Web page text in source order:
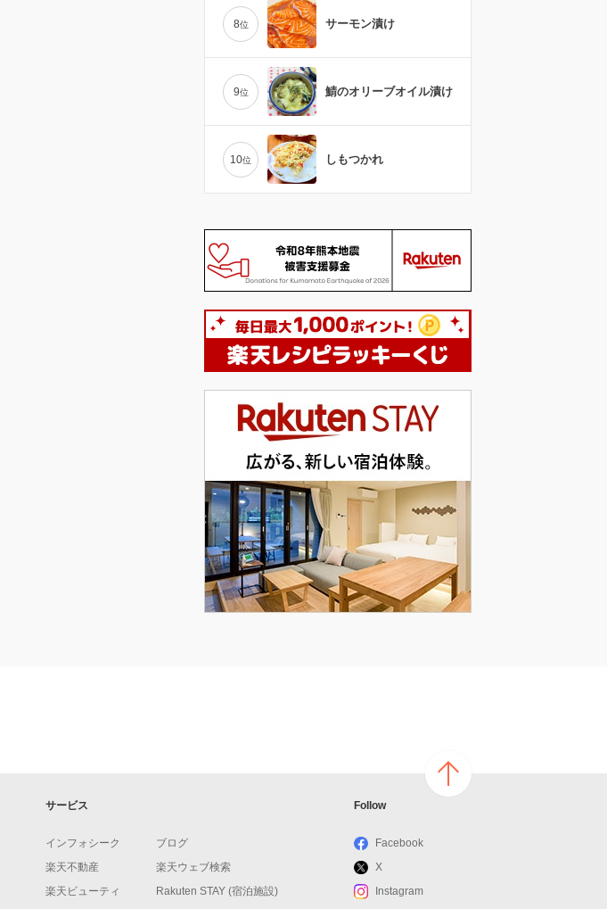
8位 サーモン漬け
9位 鯖のオリーブオイル漬け
10位 しもつかれ
サービス
インフォシーク
楽天不動産
楽天ビューティ
ブログ
楽天ウェブ検索
Rakuten STAY (宿泊施設)
Follow
Facebook
X
Instagram